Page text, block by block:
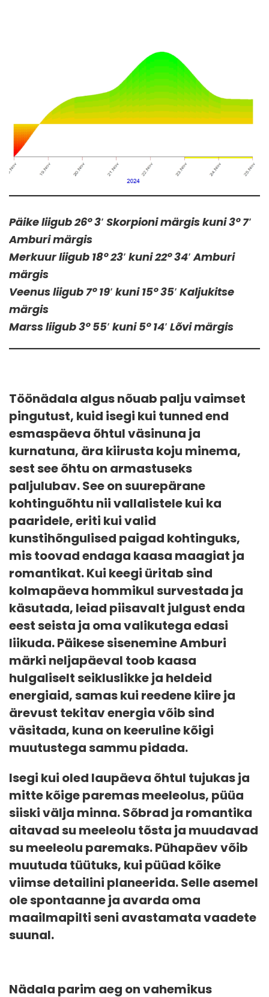
Päike liigub 26° 3′ Skorpioni märgis kuni 3° 7′
Amburi märgis
Merkuur liigub 18° 23′ kuni 22° 34′ Amburi
märgis
Veenus liigub 7° 19′ kuni 15° 35′ Kaljukitse
märgis
Marss liigub 3° 55′ kuni 5° 14′ Lõvi märgis
Töönädala algus nõuab palju vaimset
pingutust, kuid isegi kui tunned end
esmaspäeva õhtul väsinuna ja
kurnatuna, ära kiirusta koju minema,
sest see õhtu on armastuseks
paljulubav. See on suurepärane
kohtinguõhtu nii vallalistele kui ka
paaridele, eriti kui valid
kunstihõngulised paigad kohtinguks,
mis toovad endaga kaasa maagiat ja
romantikat. Kui keegi üritab sind
kolmapäeva hommikul survestada ja
käsutada, leiad piisavalt julgust enda
eest seista ja oma valikutega edasi
liikuda. Päikese sisenemine Amburi
märki neljapäeval toob kaasa
hulgaliselt seikluslikke ja heldeid
energiaid, samas kui reedene kiire ja
ärevust tekitav energia võib sind
väsitada, kuna on keeruline kõigi
muutustega sammu pidada.
Isegi kui oled laupäeva õhtul tujukas ja
mitte kõige paremas meeleolus, püüa
siiski välja minna. Sõbrad ja romantika
aitavad su meeleolu tõsta ja muudavad
su meeleolu paremaks. Pühapäev võib
muutuda tüütuks, kui püüad kõike
viimse detailini planeerida. Selle asemel
ole spontaanne ja avarda oma
maailmapilti seni avastamata vaadete
suunal.
Nädala parim aeg on vahemikus